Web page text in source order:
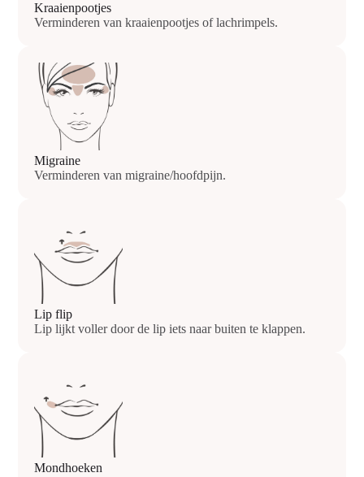
Kraaienpootjes
Verminderen van kraaienpootjes of lachrimpels.
Migraine
Verminderen van migraine/hoofdpijn.
Lip flip
Lip lijkt voller door de lip iets naar buiten te klappen.
Mondhoeken